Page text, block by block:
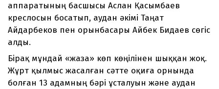
аппаратының басшысы Аслан Қасымбаев
креслосын босатып, аудан әкімі Таңат
Айдарбеков пен орынбасары Айбек Бидаев сөгіс
алды.
Бірақ мұндай «жаза» көп көңілінен шыққан жоқ.
Жұрт қылмыс жасалған сәтте оқиға орнында
болған 13 адамның бәрі ұсталуын және аудан